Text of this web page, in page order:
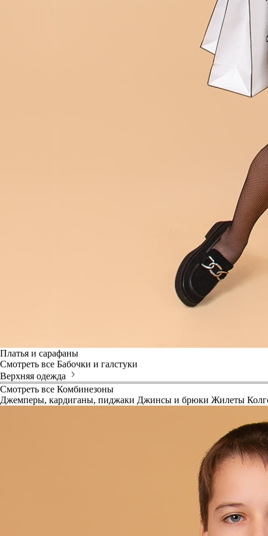
Платья и сарафаны
Смотреть все Бабочки и галстуки
Верхняя одежда
Смотреть все Комбинезоны
Джемперы, кардиганы, пиджаки Джинсы и брюки Жилеты